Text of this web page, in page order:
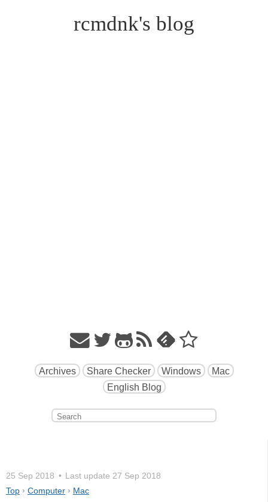
rcmdnk's blog
Archives Share Checker Windows
Mac
English Blog
25 Sep 2018 Last update 27 Sep 2018
Top › Computer › Mac